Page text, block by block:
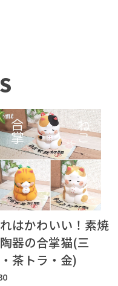
はかわいい！素焼
器の合掌猫(三
茶トラ・金)